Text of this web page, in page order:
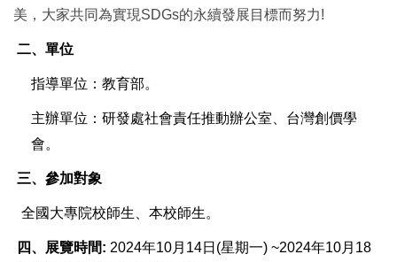
美，大家共同為實現SDGs的永續發展目標而努力!
二、單位
指導單位：教育部。
主辦單位：研發處社會責任推動辦公室、台灣創價學
會。
三、參加對象
全國大專院校師生、本校師生。
四、展覽時間: 2024年10月14日(星期一) ~2024年10月18